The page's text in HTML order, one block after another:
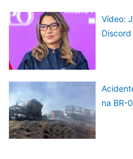
Vídeo:
na BR-